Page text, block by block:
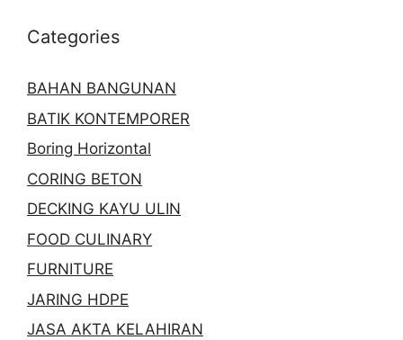
Categories
BAHAN BANGUNAN
BATIK KONTEMPORER
Boring Horizontal
CORING BETON
DECKING KAYU ULIN
FOOD CULINARY
FURNITURE
JARING HDPE
JASA AKTA KELAHIRAN